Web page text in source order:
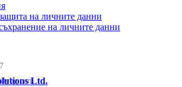
на личните данни
на личните данни
Ltd.